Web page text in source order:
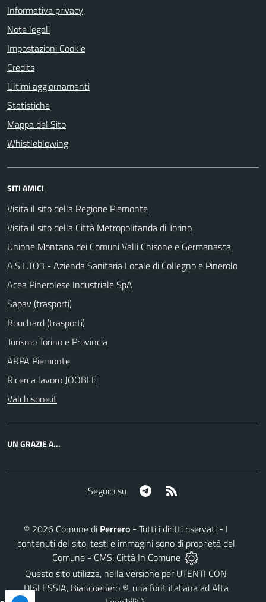
Informativa privacy
Note legali
Impostazioni Cookie
Credits
Ultimi aggiornamenti
Statistiche
Mappa del Sito
Whistleblowing
SITI AMICI
Visita il sito della Regione Piemonte
Visita il sito della Città Metropolitanda di Torino
Unione Montana dei Comuni Valli Chisone e Germanasca
A.S.L.TO3 - Azienda Sanitaria Locale di Collegno e Pinerolo
Acea Pinerolese Industriale SpA
Sapav (trasporti)
Bouchard (trasporti)
Turismo Torino e Provincia
ARPA Piemonte
Ricerca lavoro JOOBLE
Valchisone.it
UN GRAZIE A...
Seguici su Telegram
© 2026 Comune di Perrero - Tutti i diritti riservati - I
contenuti del sito, testi e immagini sono di proprietà del
Comune - CMS: Città In Comune
Questo sito utilizza, nella versione per UTENTI CON
DISLESSIA, Biancoenero ®, una font italiana ad Alta